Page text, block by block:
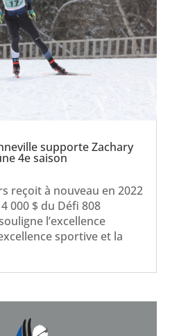
supporte Zachary
4e saison
reçoit à nouveau en 2022
000 $ du Défi 808
l’excellence
sportive et la